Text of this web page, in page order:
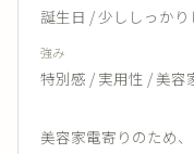
誕生日 / 少ししっかり
強み
特別感 / 実用性 / 美容
美容家電寄りのため